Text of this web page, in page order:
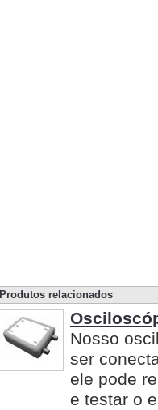
Produtos relacionados
Nosso
ser
ele pode
e testar o